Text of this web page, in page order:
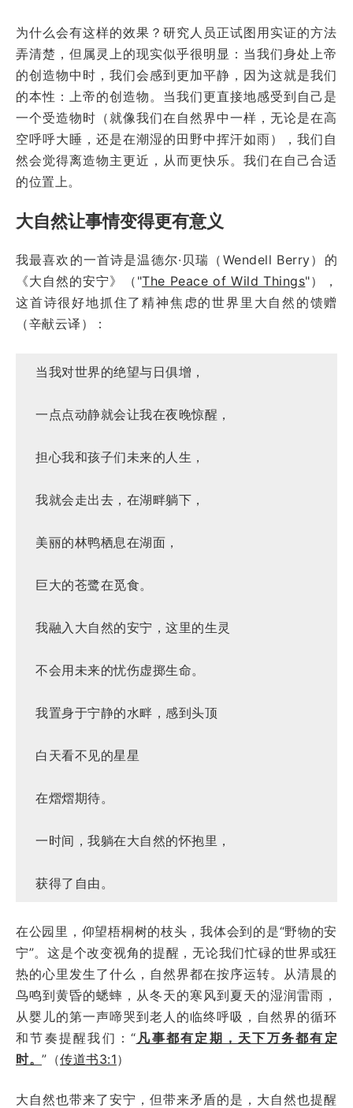
为什么会有这样的效果？研究人员正试图用实证的方法
弄清楚，但属灵上的现实似乎很明显：当我们身处上帝
的创造物中时，我们会感到更加平静，因为这就是我们
的本性：上帝的创造物。当我们更直接地感受到自己是
一个受造物时（就像我们在自然界中一样，无论是在高
空呼呼大睡，还是在潮湿的田野中挥汗如雨），我们自
然会觉得离造物主更近，从而更快乐。我们在自己合适
的位置上。
大自然让事情变得更有意义
我最喜欢的一首诗是温德尔·贝瑞（Wendell Berry）的
《大自然的安宁》（"The Peace of Wild Things"），
这首诗很好地抓住了精神焦虑的世界里大自然的馈赠
（辛献云译）：
当我对世界的绝望与日俱增，
一点点动静就会让我在夜晚惊醒，
担心我和孩子们未来的人生，
我就会走出去，在湖畔躺下，
美丽的林鸭栖息在湖面，
巨大的苍鹭在觅食。
我融入大自然的安宁，这里的生灵
不会用未来的忧伤虚掷生命。
我置身于宁静的水畔，感到头顶
白天看不见的星星
在熠熠期待。
一时间，我躺在大自然的怀抱里，
获得了自由。
在公园里，仰望梧桐树的枝头，我体会到的是“野物的安
宁”。这是个改变视角的提醒，无论我们忙碌的世界或狂
热的心里发生了什么，自然界都在按序运转。从清晨的
鸟鸣到黄昏的蟋蟀，从冬天的寒风到夏天的湿润雷雨，
从婴儿的第一声啼哭到老人的临终呼吸，自然界的循环
和节奏提醒我们：“ 凡事都有定期，天下万务都有定
时。 ”（传道书3:1）
大自然也带来了安宁，但带来矛盾的是，大自然也提醒